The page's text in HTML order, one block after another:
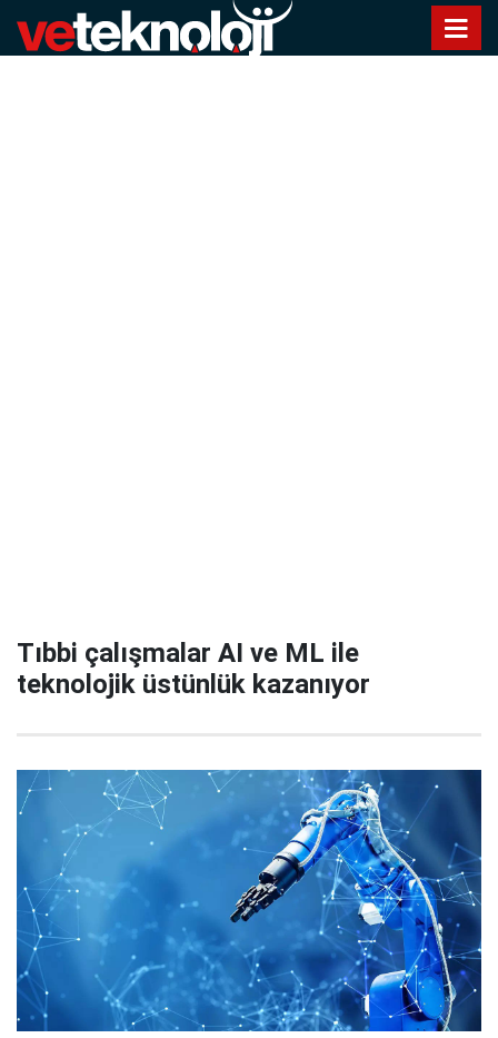
Tıbbi çalışmalar AI ve ML ile
teknolojik üstünlük kazanıyor